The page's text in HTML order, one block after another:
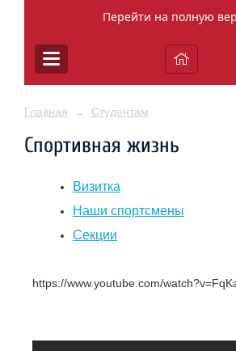
Перейти на полную
Главная → Студентам
Спортивная жизнь
Визитка
Наши спортсмены
Секции
https://www.youtube.com/